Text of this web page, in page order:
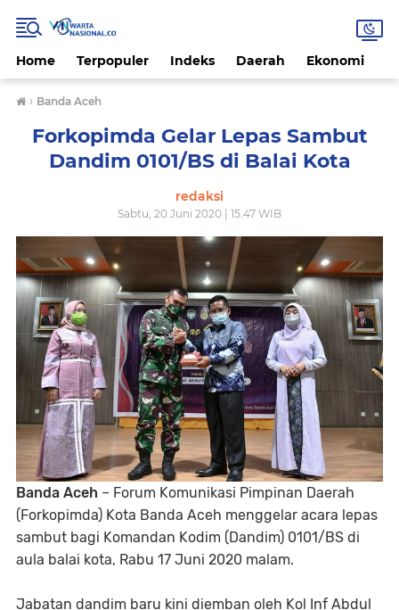
Home Terpopuler Indeks Daerah Ekonomi
› Banda Aceh
Forkopimda Gelar Lepas Sambut
Dandim 0101/BS di Balai Kota
redaksi
Sabtu, 20 Juni 2020 | 15.47 WIB
Banda Aceh – Forum Komunikasi Pimpinan Daerah
(Forkopimda) Kota Banda Aceh menggelar acara lepas
sambut bagi Komandan Kodim (Dandim) 0101/BS di
aula balai kota, Rabu 17 Juni 2020 malam.
Jabatan dandim baru kini diemban oleh Kol Inf Abdul